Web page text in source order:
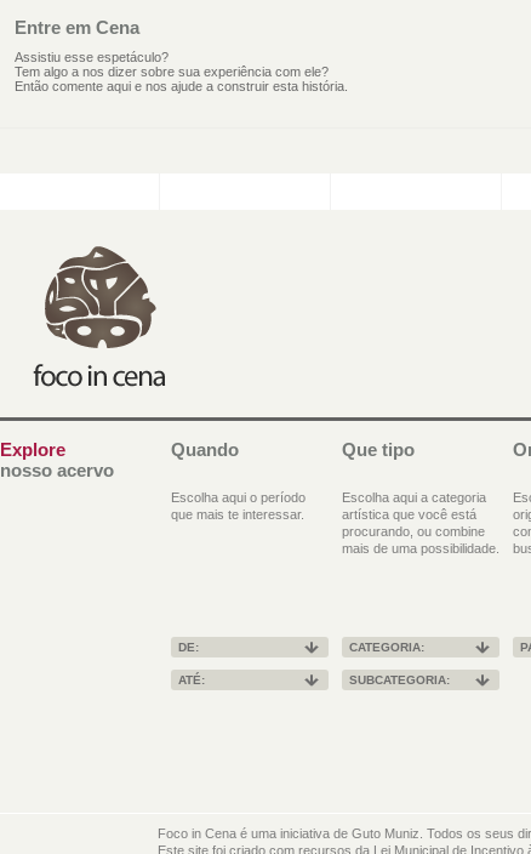
Entre em Cena
Assistiu esse espetáculo?
Tem algo a nos dizer sobre sua experiência com ele?
Então comente aqui e nos ajude a construir esta história.
Explore
nosso acervo
Quando
Escolha aqui o período
que mais te interessar.
Que tipo
Escolha aqui a categoria
artística que você está
procurando, ou combine
mais de uma possibilidade.
DE:
ATÉ:
CATEGORIA:
SUBCATEGORIA:
Foco in Cena é uma iniciativa de Guto Muniz. Todos os seus
Este site foi criado com recursos da Lei Municipal de Incentivo